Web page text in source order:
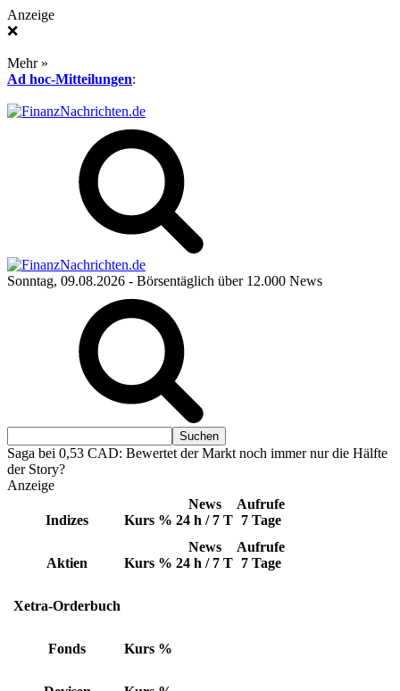
Anzeige
❌
Mehr »
Ad hoc-Mitteilungen:
Sonntag, 09.08.2026 - Börsentäglich über 12.000 News
Saga bei 0,53 CAD: Bewertet der Markt noch immer nur die Hälfte
der Story?
Anzeige
Indizes Kurs %
News
24 h / 7 T
Aufrufe
7 Tage
Aktien Kurs %
News
24 h / 7 T
Aufrufe
7 Tage
Xetra-Orderbuch
Fonds Kurs %